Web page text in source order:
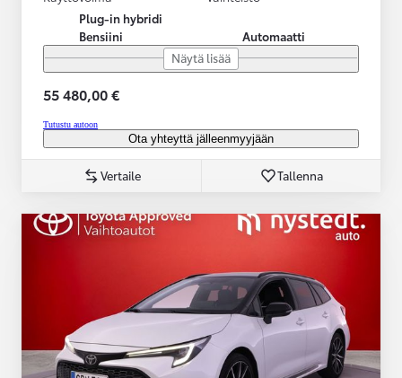
Plug-in hybridi
Bensiini
Automaatti
Näytä lisää
55 480,00 €
Tutustu autoon
Ota yhteyttä jälleenmyyjään
Vertaile Tallenna